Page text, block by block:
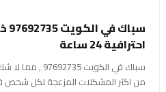
احترافية 24 ساعة
سباك في الكويت
من اكثر المشكلات المزعجة لكل شخص